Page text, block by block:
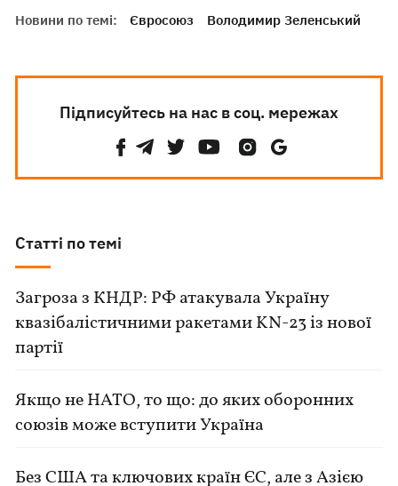
Новини по темі: Євросоюз Володимир Зеленський
Підписуйтесь на нас в соц. мережах
Статті по темі
Загроза з КНДР: РФ атакувала Україну
квазібалістичними ракетами KN-23 із нової
партії
Якщо не НАТО, то що: до яких оборонних
союзів може вступити Україна
Без США та ключових країн ЄС, але з Азією